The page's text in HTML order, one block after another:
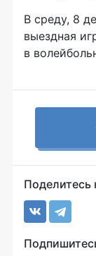
В среду, 8
выездная
в
Поделитесь